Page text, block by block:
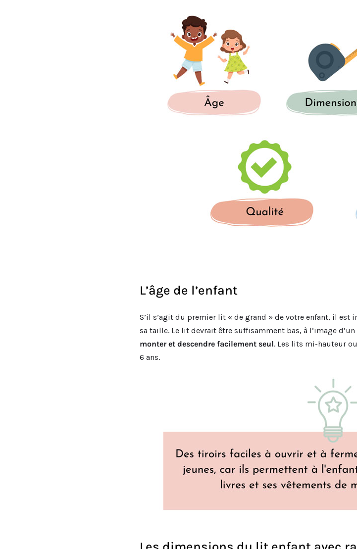
L’âge de l’enfant
S’il s’agit du premier lit « de grand » de votre enfant, il est
sa taille. Le lit devrait être suffisamment bas, à l’image d’un
monter et descendre facilement seul. Les lits mi-hauteur
6 ans.